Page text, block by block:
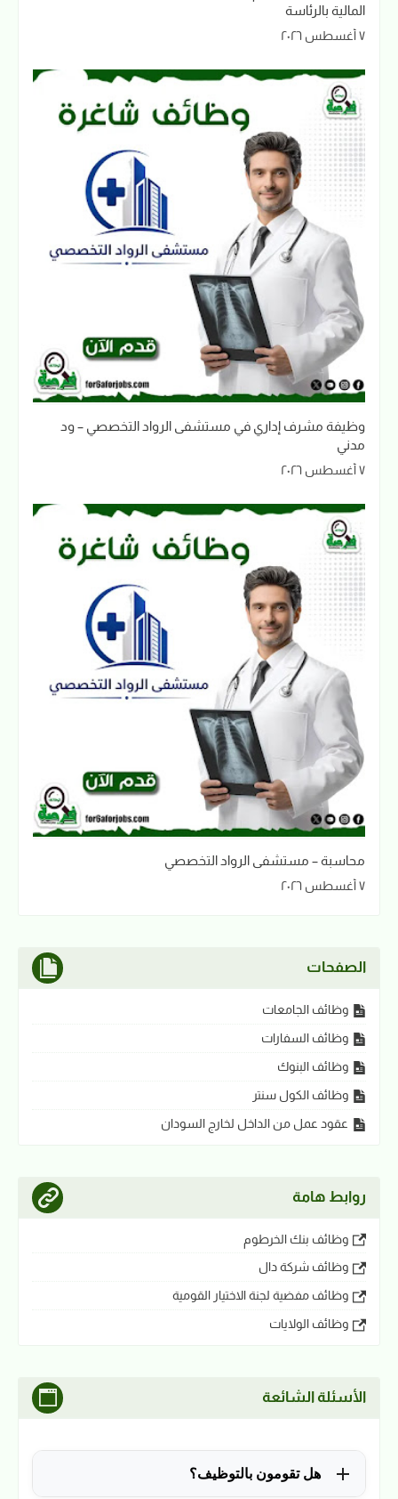
المالية بالرئاسة
٧ أغسطس ٢٠٢٦
وظيفة مشرف إداري في مستشفى الرواد التخصصي – ود
مدني
٧ أغسطس ٢٠٢٦
محاسبة – مستشفى الرواد التخصصي
٧ أغسطس ٢٠٢٦
الصفحات
وظائف الجامعات
وظائف السفارات
وظائف البنوك
وظائف الكول سنتر
عقود عمل من الداخل لخارج السودان
روابط هامة
وظائف بنك الخرطوم
وظائف شركة دال
وظائف مفضية لجنة الاختيار القومية
وظائف الولايات
الأسئلة الشائعة
هل تقومون بالتوظيف؟